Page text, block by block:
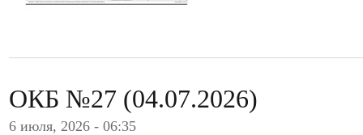
ОКБ №27 (04.07.2026)
6 июля, 2026 - 06:35